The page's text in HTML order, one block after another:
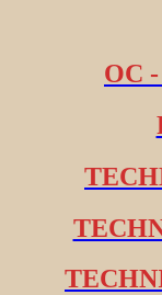
OC